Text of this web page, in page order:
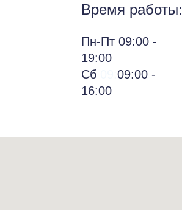
Время работы:
Пн-Пт 09:00 -
19:00
Сб
09:00 -
16:00